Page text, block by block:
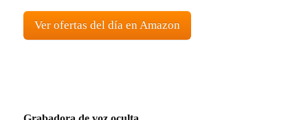
Ver ofertas del día en Amazon